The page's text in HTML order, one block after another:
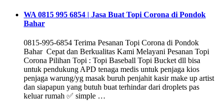
WA 0815 995 6854 | Jasa Buat Topi Corona di Pondok
Bahar
0815-995-6854 Terima Pesanan Topi Corona di Pondok
Bahar Cepat dan Berkualitas Kami Melayani Pesanan Topi
Corona Pilihan Topi : Topi Baseball Topi Bucket dll bisa
untuk pendukung APD tenaga medis untuk penjaga kios
penjaga warung/yg masak buruh penjahit kasir make up artist
dan siapapun yang butuh buat terhindar dari droplets pas
keluar rumah ✅ simple …